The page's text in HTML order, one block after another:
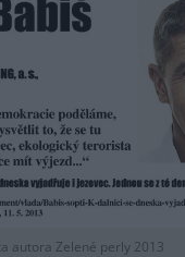
autora Zelené perly 2013